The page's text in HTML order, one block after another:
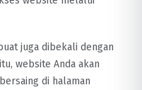
juga dibekali dengan
website Anda akan
di halaman